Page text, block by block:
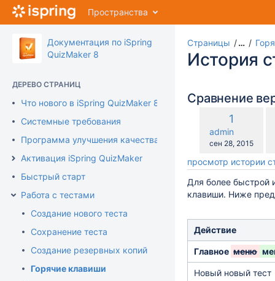
Перейти
содержимому
assistive.skiplink.to.breadcrumbs
assistive.skiplink.to.quick.search
Пространства
Документация по iSpring
QuizMaker 8
ДЕРЕВО СТРАНИЦ
Что нового в iSpring QuizMaker 8
Системные требования
Программа улучшения качества продукта
Активация iSpring QuizMaker
Быстрый старт
Работа с тестами
Создание нового теста
Сохранение теста
Создание резервных копий
Горячие клавиши
Страницы …
История
Сравнение
Старая
версия
1
admin
Сохранено
сен 28, 2015
просмотр истории
Для более быстрой
клавиши. Ниже
Действие
Главное меню
Новый новый тест